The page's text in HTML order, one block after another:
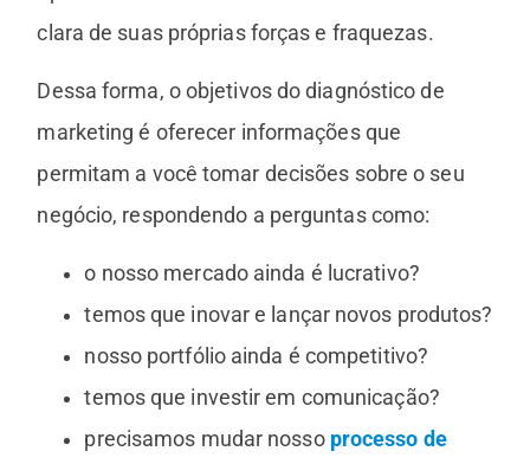
clara de suas próprias forças e fraquezas.
Dessa forma, o objetivos do diagnóstico de
marketing é oferecer informações que
permitam a você tomar decisões sobre o seu
negócio, respondendo a perguntas como:
o nosso mercado ainda é lucrativo?
temos que inovar e lançar novos produtos?
nosso portfólio ainda é competitivo?
temos que investir em comunicação?
precisamos mudar nosso processo de